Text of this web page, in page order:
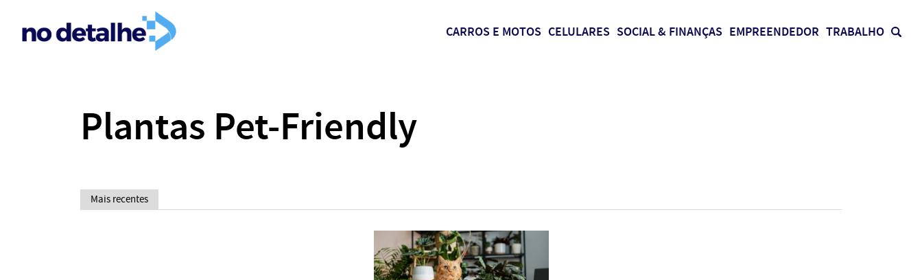
CARROS E MOTOS CELULARES SOCIAL & FINANÇAS EMPREENDEDOR TRABALHO
Plantas Pet-Friendly
Mais recentes